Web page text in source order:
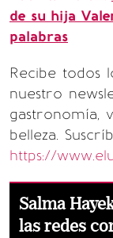
de su hija
palabras
Recibe todos
nuestro
gastronomía,
belleza.
https://
Salma
las redes